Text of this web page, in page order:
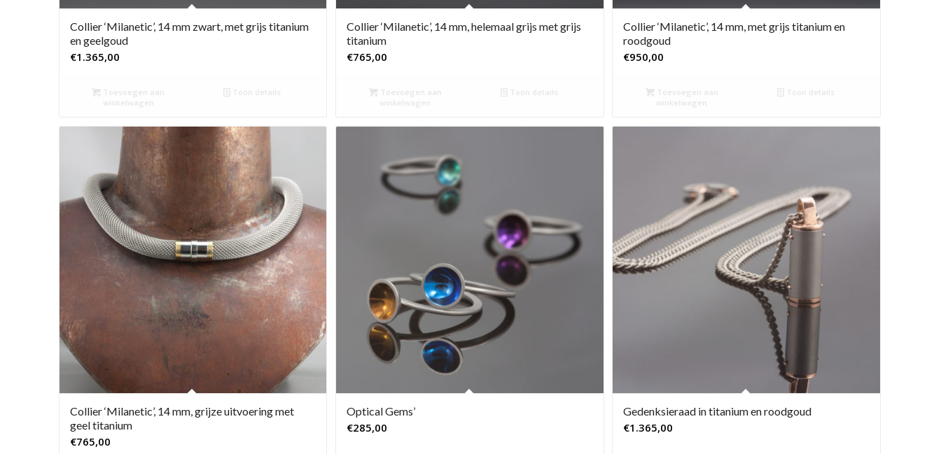
Collier ‘Milanetic’, 14 mm zwart, met grijs titanium
en geelgoud
€1.365,00
Toevoegen aan
winkelwagen
Toon details
Collier ‘Milanetic’, 14 mm, helemaal grijs met grijs
titanium
€765,00
Toevoegen aan
winkelwagen
Toon details
Collier ‘Milanetic’, 14 mm, met grijs titanium en
roodgoud
€950,00
Toevoegen aan
winkelwagen
Toon details
Collier ‘Milanetic’, 14 mm, grijze uitvoering met
geel titanium
€765,00
Optical Gems’
€285,00
Gedenksieraad in titanium en roodgoud
€1.365,00